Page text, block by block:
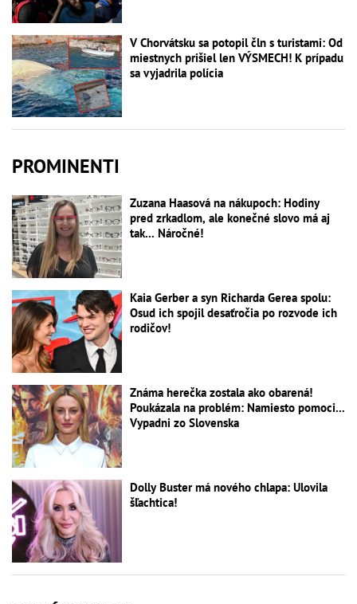
V Chorvátsku sa potopil čln s turistami: Od
miestnych prišiel len VÝSMECH! K prípadu
sa vyjadrila polícia
PROMINENTI
Zuzana Haasová na nákupoch: Hodiny
pred zrkadlom, ale konečné slovo má aj
tak... Náročné!
Kaia Gerber a syn Richarda Gerea spolu:
Osud ich spojil desaťročia po rozvode ich
rodičov!
Známa herečka zostala ako obarená!
Poukázala na problém: Namiesto pomoci...
Vypadni zo Slovenska
Dolly Buster má nového chlapa: Ulovila
šľachtica!